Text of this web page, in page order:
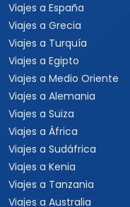
Viajes a España
Viajes a Grecia
Viajes a Turquía
Viajes a Egipto
Viajes a Medio Oriente
Viajes a Alemania
Viajes a Suiza
Viajes a África
Viajes a Sudáfrica
Viajes a Kenia
Viajes a Tanzania
Viajes a Australia